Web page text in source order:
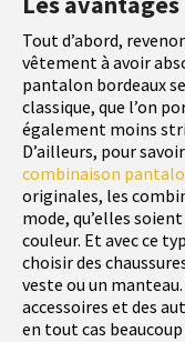
Tout d’abord,
vêtement à avoir
pantalon bordeaux
classique, que l’on
également moins
D’ailleurs, pour savoir
combinaison
originales, les
mode, qu’elles
couleur. Et avec ce
choisir des
veste ou un
accessoires et des
en tout cas